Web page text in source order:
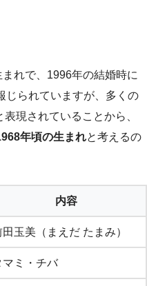
れで、1996年の結婚時に
じられていますが、多くの
現されていることから、
年頃の生まれと考えるの
内容
田玉美（まえだ たまみ）
マミ・チバ